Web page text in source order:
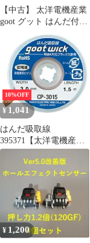
【中古】 太洋電機産業
goot グット はんだ付け
スタートセット セット
内容 電子用はんだSD-
63約18g/はんだ吸い取
り線CP-2015約1.5m/ヒ
ートクリップ H-1L
10%OFF
¥ 1,041
はんだ吸取線
395371【太洋電機産
業】
¥ 1,200